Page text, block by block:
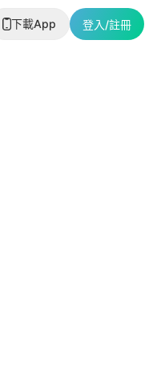
下載App 登入/註冊